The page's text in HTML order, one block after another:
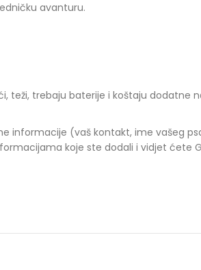
avanturu.
teži, trebaju baterije i koštaju dodatne
informacije (vaš kontakt, ime vašeg
koje ste dodali i vidjet ćete